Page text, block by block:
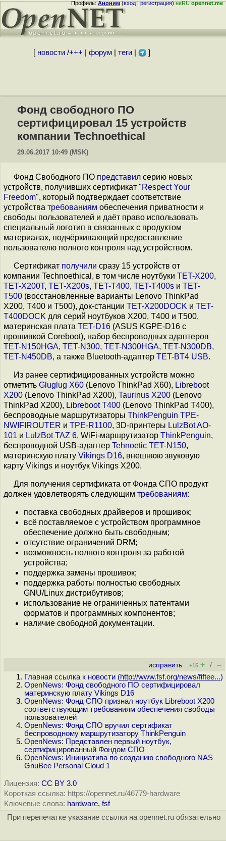
Профиль:Аноним(вход|регистрация)неRUopennet.me
[ новости/+++ форум| теги| ]
Фонд свободного ПО
сертифицировал 15 устройств
компании Technoethical
29.06.2017 10:49 (MSK)
Фонд Свободного ПО представил серию новых
устройств, получивших сертификат "Respect Your
Freedom", который подтверждает соответствие
устройства требованиям обеспечения приватности и
свободы пользователей и даёт право использовать
специальный логотип в связанных с продуктом
материалах, подчёркивающий предоставление
пользователю полного контроля над устройством.
Сертификат получили сразу 15 устройств от
компании Technoethical, в том числе ноутбуки TET-X200,
TET-X200T, TET-X200s, TET-T400, TET-T400s и TET-
T500 (восстановленные варианты Lenovo ThinkPad
X200, T400 и T500), док-станции TET-X200DOCK и TET-
T400DOCK для серий ноутбуков X200, T400 и T500,
материнская плата TET-D16 (ASUS KGPE-D16 с
прошивкой Coreboot), набор беспроводных адаптеров
TET-N150HGA, TET-N300, TET-N300HGA, TET-N300DB,
TET-N450DB, а также Bluetooth-адаптер TET-BT4 USB.
Из ранее сертифицированных устройств можно
отметить Gluglug X60 (Lenovo ThinkPad X60), Libreboot
X200 (Lenovo ThinkPad X200), Taurinus X200 (Lenovo
ThinkPad X200), Libreboot T400 (Lenovo ThinkPad T400),
беспроводные маршрутизаторы ThinkPenguin TPE-
NWIFIROUTER и TPE-R1100, 3D-принтеры LulzBot AO-
101 и LulzBot TAZ 6, WiFi-маршрутизатор ThinkPenguin,
беспроводной USB-адаптер Tehnoetic TET-N150,
материнскую плату Vikings D16, внешнюю звуковую
карту Vikings и ноутбук Vikings X200.
Для получения сертификата от Фонда СПО продукт
должен удовлетворять следующим требованиям:
поставка свободных драйверов и прошивок;
всё поставляемое с устройством программное
обеспечение должно быть свободным;
отсутствие ограничений DRM;
возможность полного контроля за работой
устройства;
поддержка замены прошивок;
поддержка работы полностью свободных
GNU/Linux дистрибутивов;
использование не ограниченных патентами
форматов и программных компонентов;
наличие свободной документации.
исправить +15 + / –
Главная ссылка к новости (http://www.fsf.org/news/fiftee...)
OpenNews: Фонд свободного ПО сертифицировал
материнскую плату Vikings D16
OpenNews: Фонд СПО признал ноутбук Libreboot X200
соответствующим требованиям обеспечения свободы
пользователей
OpenNews: Фонд СПО вручил сертификат
беспроводному маршрутизатору ThinkPenguin
OpenNews: Представлен первый ноутбук,
сертифицированный Фондом СПО
OpenNews: Инициатива по созданию свободного NAS
GnuBee Personal Cloud 1
Лицензия: CC BY 3.0
Короткая ссылка: https://opennet.ru/46779-hardware
Ключевые слова: hardware, fsf
При перепечатке указание ссылки на opennet.ru обязательно